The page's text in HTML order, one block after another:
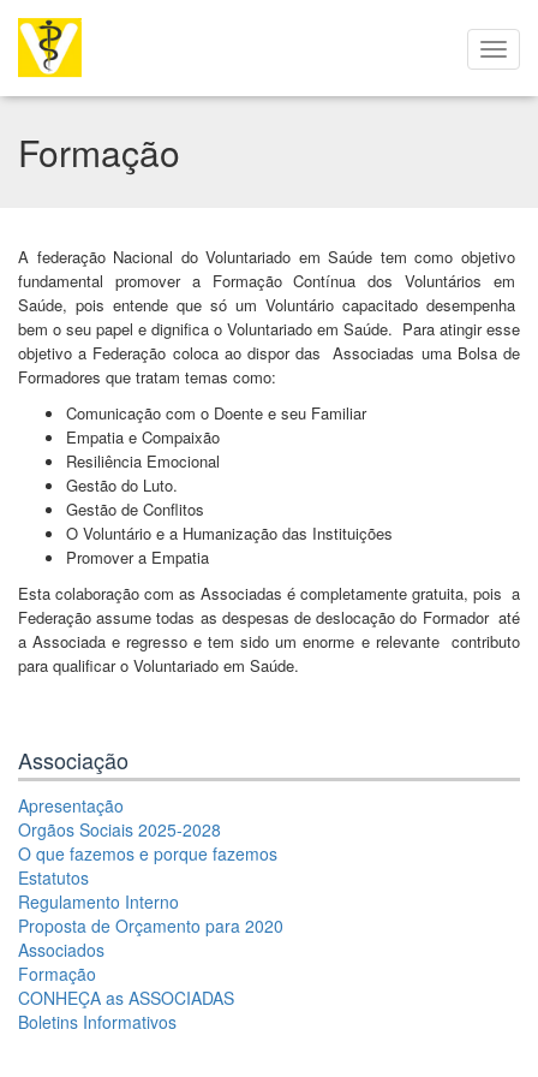
Formação
A federação Nacional do Voluntariado em Saúde tem como objetivo
fundamental promover a Formação Contínua dos Voluntários em
Saúde, pois entende que só um Voluntário capacitado desempenha
bem o seu papel e dignifica o Voluntariado em Saúde. Para atingir esse
objetivo a Federação coloca ao dispor das
Associadas uma Bolsa de
Formadores que tratam temas como:
Comunicação com o Doente e seu Familiar
Empatia e Compaixão
Resiliência Emocional
Gestão do Luto.
Gestão de Conflitos
O Voluntário e a Humanização das Instituições
Promover a Empatia
Esta colaboração com as Associadas é completamente gratuita, pois a
Federação assume todas as despesas de deslocação do Formador até
a Associada e regresso e tem sido um enorme e relevante contributo
para qualificar o Voluntariado em Saúde.
Associação
Apresentação
Orgãos Sociais 2025-2028
O que fazemos e porque fazemos
Estatutos
Regulamento Interno
Proposta de Orçamento para 2020
Associados
Formação
CONHEÇA as ASSOCIADAS
Boletins Informativos